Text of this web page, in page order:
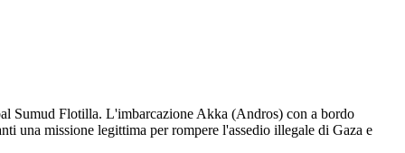
Sumud Flotilla. L'imbarcazione Akka (Andros) con a bordo
una missione legittima per rompere l'assedio illegale di Gaza e